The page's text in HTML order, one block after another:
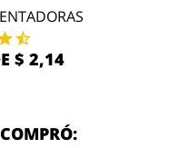
$ 2,14